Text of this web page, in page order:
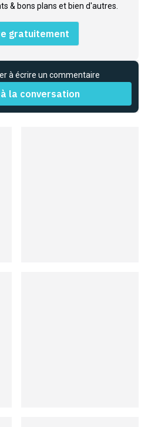
& bons plans et bien d'autres.
gratuitement
à écrire un commentaire
la conversation